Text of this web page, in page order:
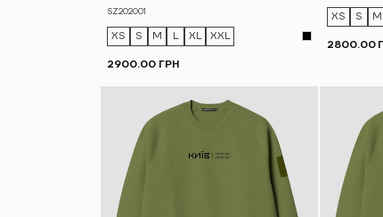
SZ202001
XS S M L XL XXL
2900.00 ГРН
XS S M
2800.00